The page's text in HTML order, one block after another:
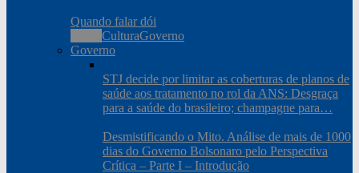
Quando falar dói
CulturaGoverno
Governo
STJ decide por limitar as coberturas de planos de
saúde aos tratamento no rol da ANS: Desgraça
para a saúde do brasileiro; champagne para…
Desmistificando o Mito. Análise de mais de 1000
dias do Governo Bolsonaro pelo Perspectiva
Crítica – Parte I – Introdução